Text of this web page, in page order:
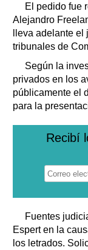
El pedido fue
Alejandro
lleva adelante
tribunales de
Según la
privados en los
públicamente el
para la
Recibí
Fuentes
Espert en la
los letrados.